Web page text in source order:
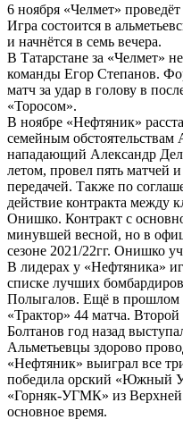
6 ноября «Челмет»
Игра состоится в
и начнётся в семь вечера.
В Татарстане за «Челмет»
команды Егор Степанов.
матч за удар в голову в
«Торосом».
В ноябре «Нефтяник»
семейным обстоятельствам
нападающий Александр
летом, провел пять матчей
передачей. Также по
действие контракта между
Онишко. Контракт с
минувшей весной, но в
сезоне 2021/22гг. Онишко
В лидерах у «Нефтяника»
списке лучших
Полыгалов. Ещё в прошлом
«Трактор» 44 матча.
Болтанов год назад
Альметьевцы здорово
«Нефтяник» выиграл все
победила орский «Южный
«Горняк-УГМК» из
основное время.